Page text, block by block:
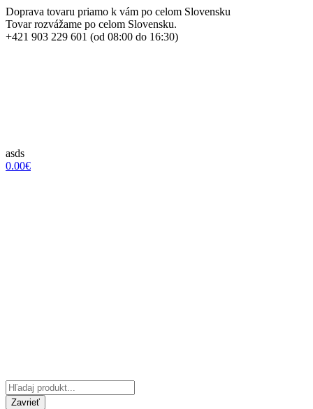
Doprava tovaru priamo k vám po celom Slovensku
Tovar rozvážame po celom Slovensku.
+421 903 229 601 (od 08:00 do 16:30)
asds
0.00€
Zavrieť